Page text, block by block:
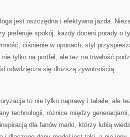
jest oszczędna i efektywna jazda.
preferuje spokój, każdy doceni porady o
ciśnienie w oponach, styl
tylko na portfel, ale też na trwałość
odwdzięcza się dłuższą żywotnością.
to nie tylko naprawy i tabele, ale
technologii, różnice między
dla fanów marki, którzy lubią